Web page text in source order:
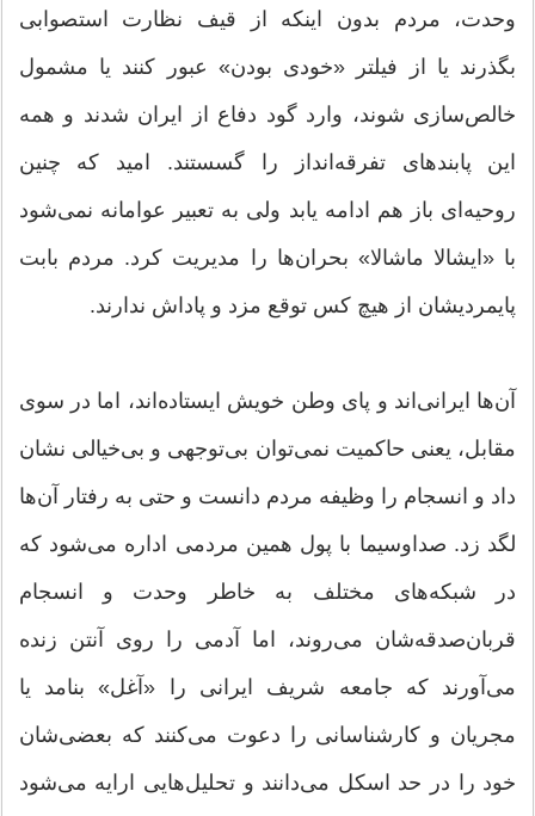
وحدت، مردم بدون اینکه از قیف نظارت استصوابی
بگذرند یا از فیلتر «خودی بودن» عبور کنند یا مشمول
خالص‌سازی شوند، وارد گود دفاع از ایران شدند و همه
این پابندهای تفرقه‌انداز را گسستند. امید که چنین
روحیه‌ای باز هم ادامه یابد ولی به تعبیر عوامانه نمی‌شود
با «ایشالا ماشالا» بحران‌ها را مدیریت کرد. مردم بابت
پایمردیشان از هیچ کس توقع مزد و پاداش ندارند.
آن‌ها ایرانی‌اند و پای وطن خویش ایستاده‌اند، اما در سوی
مقابل، یعنی حاکمیت نمی‌توان بی‌توجهی و بی‌خیالی نشان
داد و انسجام را وظیفه مردم دانست و حتی به رفتار آن‌ها
لگد زد. صداوسیما با پول همین مردمی اداره می‌شود که
در شبکه‌های مختلف به خاطر وحدت و انسجام
قربان‌صدقه‌شان می‌روند، اما آدمی را روی آنتن زنده
می‌آورند که جامعه شریف ایرانی را «آغل» بنامد یا
مجریان و کارشناسانی را دعوت می‌کنند که بعضی‌شان
خود را در حد اسکل می‌دانند و تحلیل‌هایی ارایه می‌شود